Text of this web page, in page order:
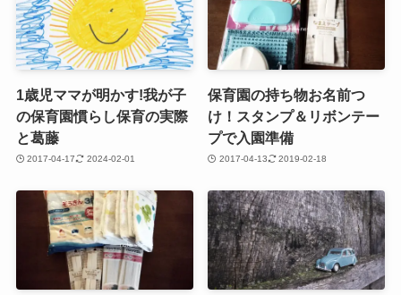
1歳児ママが明かす!我が子
の保育園慣らし保育の実際
と葛藤
2017-04-17 2024-02-01
保育園の持ち物お名前つ
け！スタンプ＆リボンテー
プで入園準備
2017-04-13 2019-02-18